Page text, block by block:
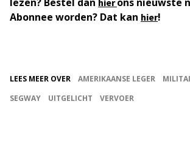
hier
Abonnee worden? Dat kan hier!
LEES MEER OVER AMERIKAANSE LEGER
SEGWAY
UITGELICHT VERVOER